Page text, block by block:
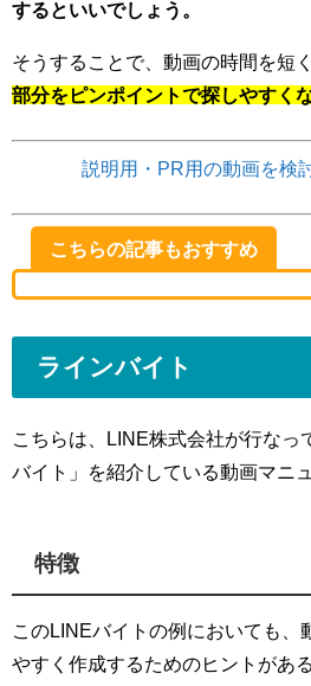
するといいでしょう。
そうすることで、動画の時間を短
部分をピンポイントで探しやすく
説明用・ PR用の動画を検
こちらの記事もおすすめ
ラインバイト
こちらは、LINE株式会社が行なっ
バイト」を紹介している動画マニ
特徴
このLINEバイトの例においても、
やすく作成するためのヒントがあ